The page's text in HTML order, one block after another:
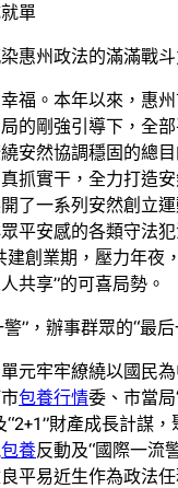
單
惠州政法的滿滿戰斗
福。本年以來，惠
的剛強引導下，全
安然協調穩固的總
抓實干，全力打造
了一系列安然創立
平安感的各類守法
建創業期，壓力年夜
共享”的可喜局勢。
”，辦事群眾的“最
元牢牢繚繞以國民
包養行情委、市當
“2+1”財產成長計謀
包養反動及“國際一流
平易近生作為政法